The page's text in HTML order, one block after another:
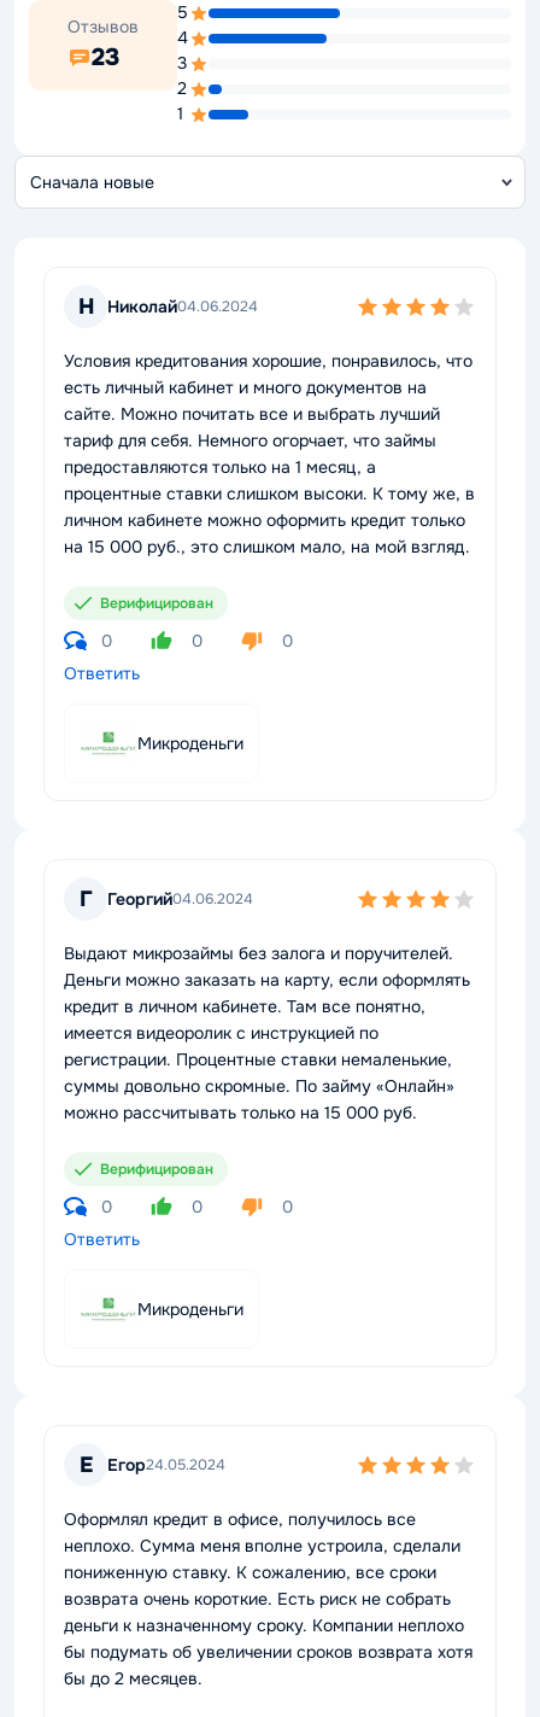
Отзывов
23
5
4
3
2
1
Н Николай04.06.2024
Условия кредитования хорошие, понравилось, что
есть личный кабинет и много документов на
сайте. Можно почитать все и выбрать лучший
тариф для себя. Немного огорчает, что займы
предоставляются только на 1 месяц, а
процентные ставки слишком высоки. К тому же, в
личном кабинете можно оформить кредит только
на 15 000 руб., это слишком мало, на мой взгляд.
Верифицирован
0 0
0
Ответить
Микроденьги
Г Георгий04.06.2024
Выдают микрозаймы без залога и поручителей.
Деньги можно заказать на карту, если оформлять
кредит в личном кабинете. Там все понятно,
имеется видеоролик с инструкцией по
регистрации. Процентные ставки немаленькие,
суммы довольно скромные. По займу «Онлайн»
можно рассчитывать только на 15 000 руб.
Верифицирован
0 0
0
Ответить
Микроденьги
Е Егор24.05.2024
Оформлял кредит в офисе, получилось все
неплохо. Сумма меня вполне устроила, сделали
пониженную ставку. К сожалению, все сроки
возврата очень короткие. Есть риск не собрать
деньги к назначенному сроку. Компании неплохо
бы подумать об увеличении сроков возврата хотя
бы до 2 месяцев.